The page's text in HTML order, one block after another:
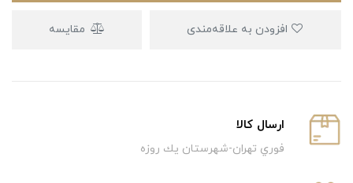
مقایسه
ارسال كالا
فوري تهران-شهرستان يك روزه